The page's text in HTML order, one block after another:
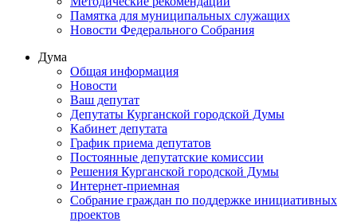
Памятка для муниципальных служащих
Новости Федерального Cобрания
Дума
Общая информация
Новости
Ваш депутат
Депутаты Курганской городской Думы
Кабинет депутата
График приема депутатов
Постоянные депутатские комиссии
Решения Курганской городской Думы
Интернет-приемная
Собрание граждан по поддержке инициативных
проектов